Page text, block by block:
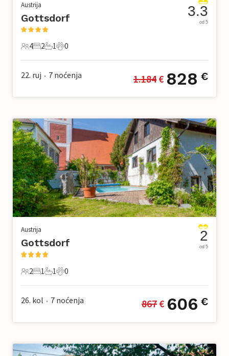
Austrija
Gottsdorf
4 Gosti
4
2 Spavaće sobe
2
1 Kupaonica
1
0 Kućni ljubimac
0
3.3
od 5
22. ruj • 7 noćenja 1.184 € 828 €
Austrija
Gottsdorf
2 Gosti
2
1 Spavaća soba
1
1 Kupaonica
1
0 Kućni ljubimac
0
2
od 5
26. kol • 7 noćenja 867 € 606 €